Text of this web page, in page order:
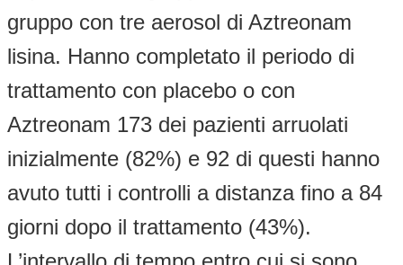
gruppo con tre aerosol di Aztreonam
lisina. Hanno completato il periodo di
trattamento con placebo o con
Aztreonam 173 dei pazienti arruolati
inizialmente (82%) e 92 di questi hanno
avuto tutti i controlli a distanza fino a 84
giorni dopo il trattamento (43%).